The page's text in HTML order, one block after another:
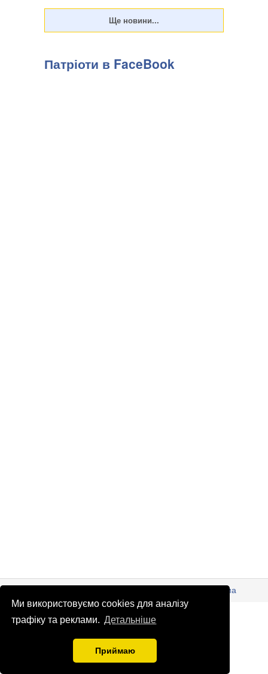
Ми використовуємо cookies для аналізу
трафіку та реклами. Детальніше
Приймаю
Патріоти в FaceBook
© Патріоти України 2026
Реклама
patrioty.org.ua